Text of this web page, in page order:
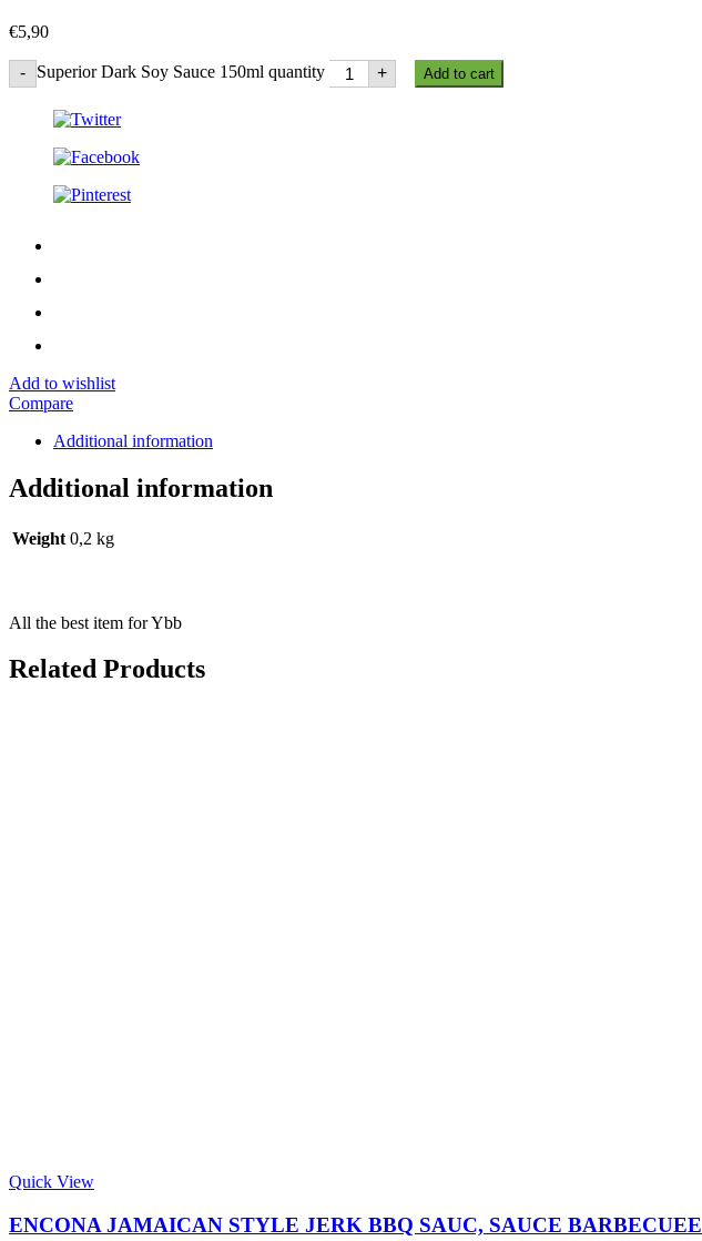
€5,90
- Superior Dark Soy Sauce 150ml quantity + Add to cart
Add to wishlist
Compare
Additional information
Additional information
Weight 0,2 kg
All the best item for Ybb
Related Products
Quick View
ENCONA JAMAICAN STYLE JERK BBQ SAUC, SAUCE BARBECUEE